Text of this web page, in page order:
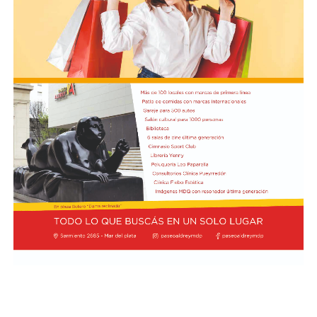
Pierre Gasly, compañero de Colapinto en Alpine; Liam
Lawson, de Racing Bulls; y George Russell, de Mercedes,
todos con 7,6.
Por detrás, el debutante Arvid Lindblad, de Racing Bulls,
está igualado con el vigente campeón Lando Norris, de
McLaren, en el séptimo lugar, los dos con un puntaje de
7,5. A su vez, Charles Leclerc, de Ferrari, figura en el
noveno puesto en soledad, con una valoración de 7,4.
Finalmente, Colapinto y Hadjar están igualados en el
décimo con 7,0 cada uno.
La propia página web oficial de la F1 acompañó la
puntuación de cada piloto con un análisis escrito sobre